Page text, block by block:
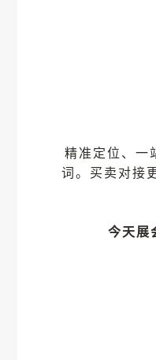
精准定位、一
词。买卖对接
今天展